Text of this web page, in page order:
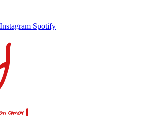
Instagram Spotify